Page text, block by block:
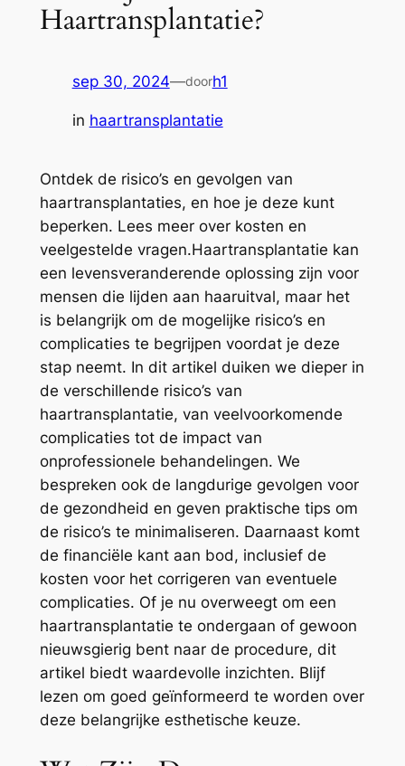
Haartransplantatie?
sep 30, 2024—doorh1
in haartransplantatie
Ontdek de risico’s en gevolgen van
haartransplantaties, en hoe je deze kunt
beperken. Lees meer over kosten en
veelgestelde vragen.Haartransplantatie kan
een levensveranderende oplossing zijn voor
mensen die lijden aan haaruitval, maar het
is belangrijk om de mogelijke risico’s en
complicaties te begrijpen voordat je deze
stap neemt. In dit artikel duiken we dieper in
de verschillende risico’s van
haartransplantatie, van veelvoorkomende
complicaties tot de impact van
onprofessionele behandelingen. We
bespreken ook de langdurige gevolgen voor
de gezondheid en geven praktische tips om
de risico’s te minimaliseren. Daarnaast komt
de financiële kant aan bod, inclusief de
kosten voor het corrigeren van eventuele
complicaties. Of je nu overweegt om een
haartransplantatie te ondergaan of gewoon
nieuwsgierig bent naar de procedure, dit
artikel biedt waardevolle inzichten. Blijf
lezen om goed geïnformeerd te worden over
deze belangrijke esthetische keuze.